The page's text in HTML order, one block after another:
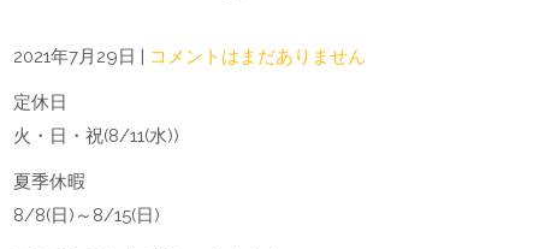
2021年7月29日 | コメントはまだありません
定休日
火・日・祝(8/11(水))
夏季休暇
8/8(日)～8/15(日)